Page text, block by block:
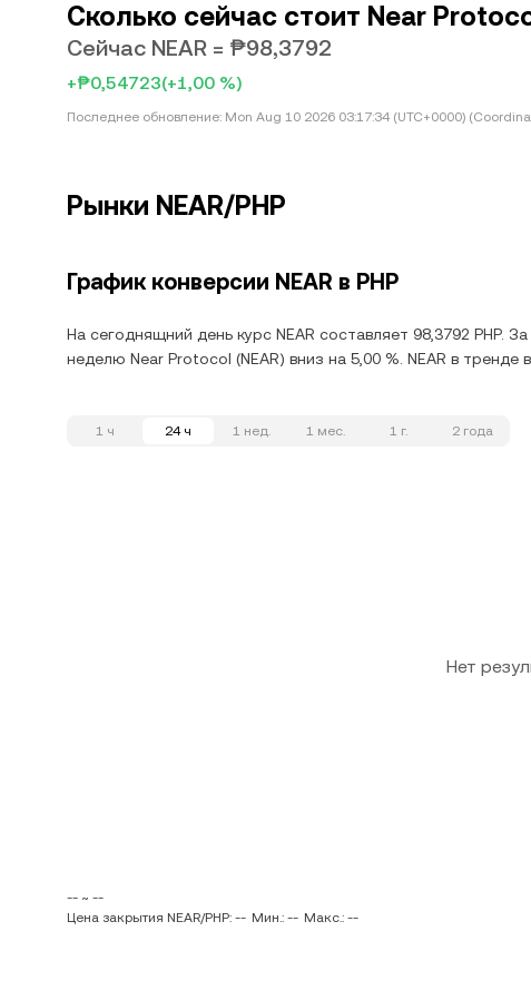
Сколько сейчас стоит Near
Сейчас NEAR = ₱98,3792
+₱0,54723(+1,00 %)
Последнее обновление: Mon Aug 10 2026 03:17:34 (UTC+0000)
Рынки NEAR/PHP
График конверсии NEAR в PHP
На сегоднящний день курс NEAR составляет 98,3792 PHP.
неделю Near Protocol (NEAR) вниз на 5,00 %. NEAR в
1 ч 24 ч 1 нед. 1 мес. 1 г. 2 года
Нет
-- ~ --
Цена закрытия NEAR/PHP: -- Мин.: -- Макс.: --